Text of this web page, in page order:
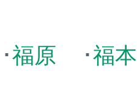
･福原 ･福本